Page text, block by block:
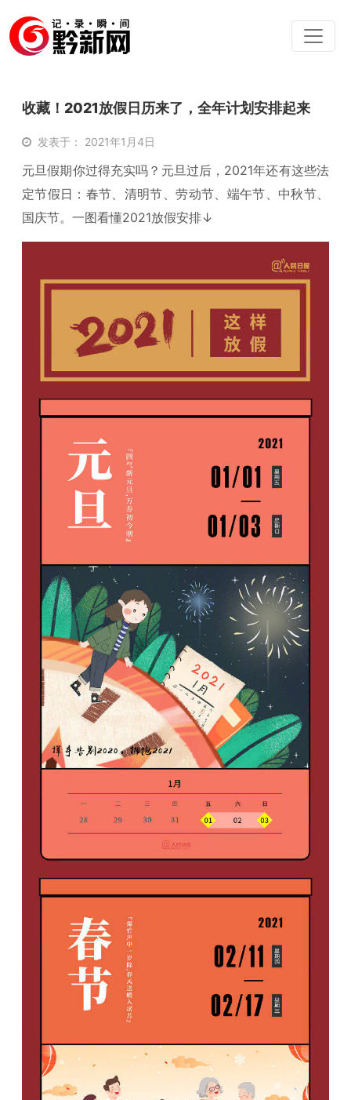
收藏！2021放假日历来了，全年计划安排起来
发表于： 2021年1月4日
元旦假期你过得充实吗？元旦过后，2021年还有这些法
定节假日：春节、清明节、劳动节、端午节、中秋节、
国庆节。一图看懂2021放假安排↓